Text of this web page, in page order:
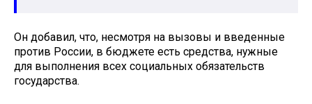
Он добавил, что, несмотря на вызовы и введенные
против России, в бюджете есть средства, нужные
для выполнения всех социальных обязательств
государства.